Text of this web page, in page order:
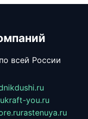
всей России
kraft-you.ru
rastenuya.ru